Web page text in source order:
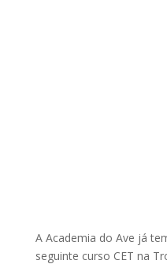
A Academia do Ave já
seguinte curso CET na